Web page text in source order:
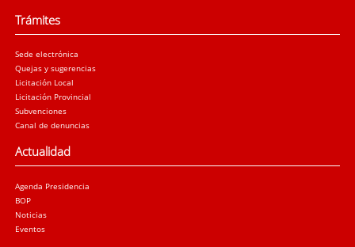
Trámites
Sede electrónica
Quejas y sugerencias
Licitación Local
Licitación Provincial
Subvenciones
Canal de denuncias
Actualidad
Agenda Presidencia
BOP
Noticias
Eventos